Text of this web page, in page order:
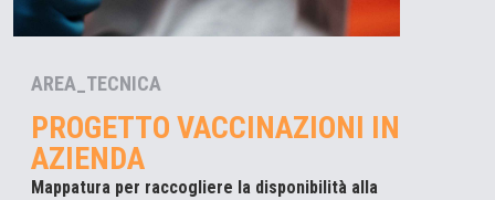
AREA_TECNICA
PROGETTO VACCINAZIONI IN
AZIENDA
Mappatura per raccogliere la disponibilità alla